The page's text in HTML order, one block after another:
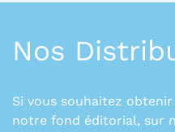
Nos
Si vous souhaitez
notre fond éditorial, sur